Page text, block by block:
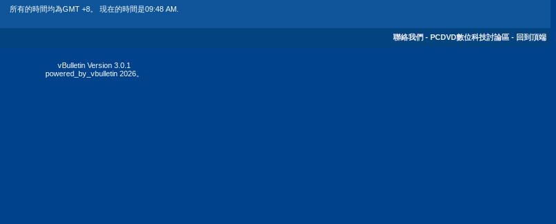
所有的時間均為GMT +8。 現在的時間是09:48 AM
聯絡我們 - PCDVD數位科技討論區 - 回到頂端
vBulletin Version 3.0.1
powered_by_vbulletin 2026。